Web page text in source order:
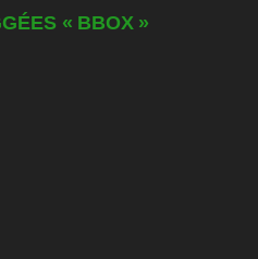
« BBOX »